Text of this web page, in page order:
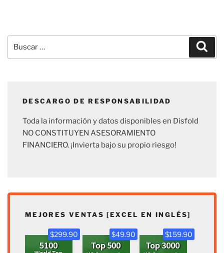
por:
DESCARGO DE RESPONSABILIDAD
Toda la información y datos disponibles en Disfold
NO CONSTITUYEN ASESORAMIENTO
FINANCIERO. ¡Invierta bajo su propio riesgo!
MEJORES VENTAS [EXCEL EN INGLÉS]
$299.90 $49.90 $159.90